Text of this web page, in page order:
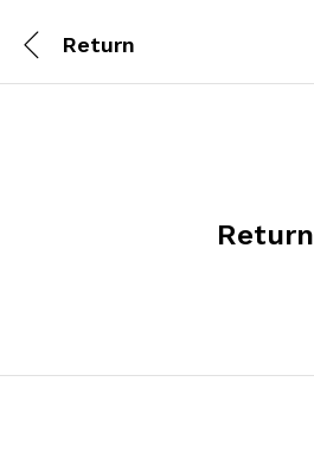
Return
Return